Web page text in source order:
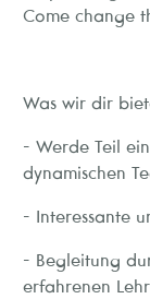
Come change
Was wir dir
- Werde Teil
dynamischen
- Interessante
- Begleitung
erfahrenen